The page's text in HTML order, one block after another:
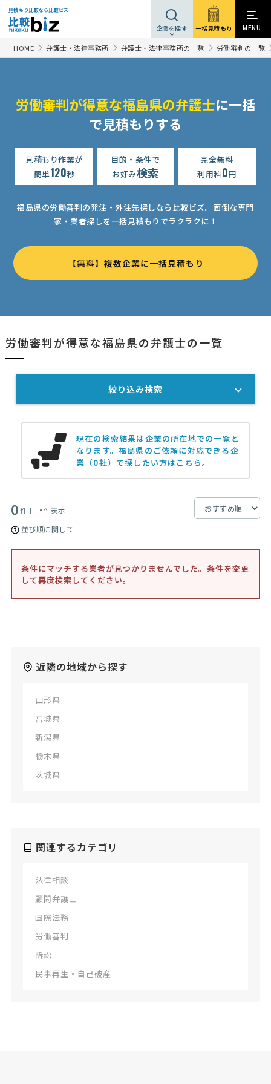
見積もり比較なら比較ビズ
企業を探す 一括見積もり MENU
HOME 弁護士・法律事務所 弁護士・法律事務所の一覧 労働審判の一覧
労働審判が得意な福島県の弁護士に一括
で見積もりする
見積もり作業が
簡単120秒
目的・条件で
お好み検索
完全無料
利用料0円
福島県の労働審判の発注・外注先探しなら比較ビズ。 面倒な専門
家・業者探しを一括見積もりでラクラクに！
【無料】複数企業に一括見積もり
労働審判が得意な福島県の弁護士の一覧
現在の検索結果は企業の所在地での一覧と
なります。福島県のご依頼に対応できる企
業（0社）で探したい方はこちら。
0件中 -件表示
並び順に関して
条件にマッチする業者が見つかりませんでした。条件を変更
して再度検索してください。
近隣の地域から探す
山形県
宮城県
新潟県
栃木県
茨城県
関連するカテゴリ
法律相談
顧問弁護士
国際法務
労働審判
訴訟
民事再生・自己破産
絞り込み検索